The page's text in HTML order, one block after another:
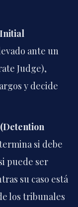
ante un
Judge),
y decide
si debe
puede ser
su caso está
los tribunales